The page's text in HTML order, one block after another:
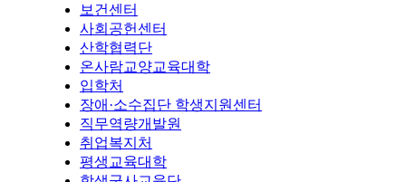
보건센터
사회공헌센터
산학협력단
온사람교양교육대학
입학처
장애·소수집단 학생지원센터
직무역량개발원
취업복지처
평생교육대학